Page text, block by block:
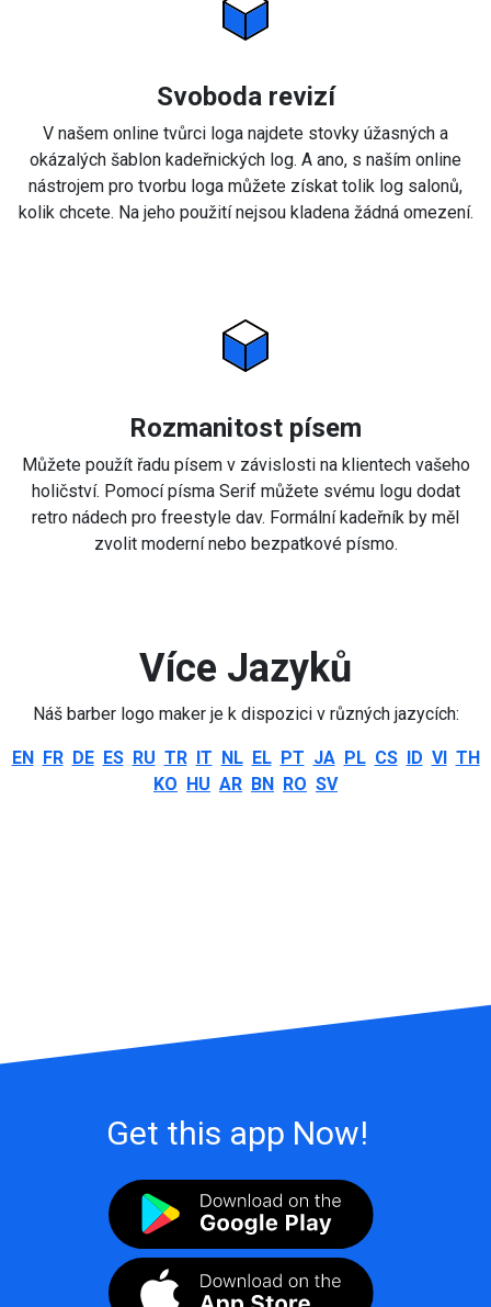
Svoboda revizí
V našem online tvůrci loga najdete stovky úžasných a
okázalých šablon kadeřnických log. A ano, s naším online
nástrojem pro tvorbu loga můžete získat tolik log salonů,
kolik chcete. Na jeho použití nejsou kladena žádná omezení.
Rozmanitost písem
Můžete použít řadu písem v závislosti na klientech vašeho
holičství. Pomocí písma Serif můžete svému logu dodat
retro nádech pro freestyle dav. Formální kadeřník by měl
zvolit moderní nebo bezpatkové písmo.
Více Jazyků
Náš barber logo maker je k dispozici v různých jazycích:
EN FR DE ES RU TR IT NL EL PT JA PL CS ID VI TH
KO HU AR BN RO SV
Get this app Now!